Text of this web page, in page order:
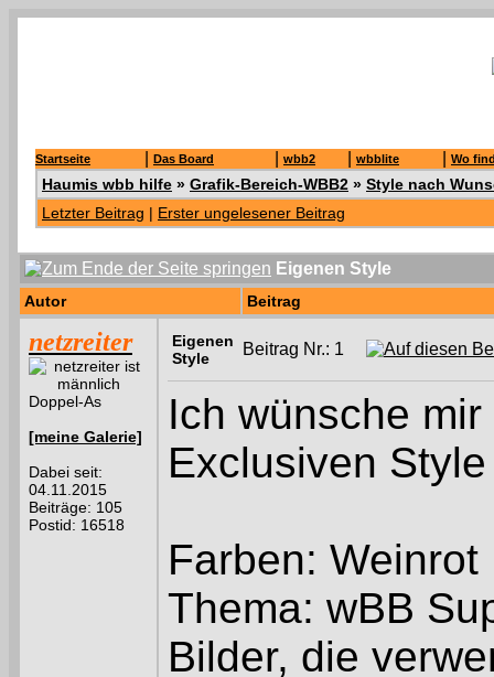
Startseite Das Board wbb2 wbblite Wo
Haumis wbb hilfe » Grafik-Bereich-WBB2 » Style nach
Letzter Beitrag | Erster ungelesener Beitrag
Eigenen Style
Autor Beitrag
netzreiter
Doppel-As
[meine Galerie]
Dabei seit:
04.11.2015
Beiträge: 105
Postid: 16518
Eigenen
Style
Beitrag Nr.: 1
Ich wünsche
Exclusiven
Farben:
Thema: wBB
Bilder, die